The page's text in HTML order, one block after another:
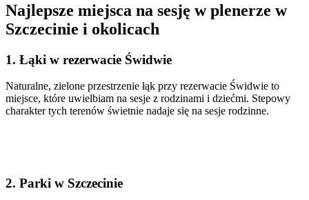
Najlepsze miejsca na sesję w plenerze w
Szczecinie i okolicach
1. Łąki w rezerwacie Świdwie
Naturalne, zielone przestrzenie łąk przy rezerwacie Świdwie to
miejsce, które uwielbiam na sesje z rodzinami i dziećmi. Stepowy
charakter tych terenów świetnie nadaje się na sesje rodzinne.
2. Parki w Szczecinie